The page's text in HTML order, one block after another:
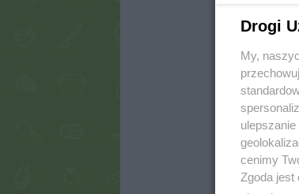
Drogi
My,
cenimy
Zgoda